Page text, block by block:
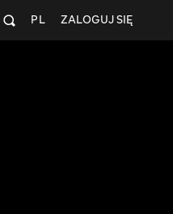
ZALOGUJ SIĘ
PL